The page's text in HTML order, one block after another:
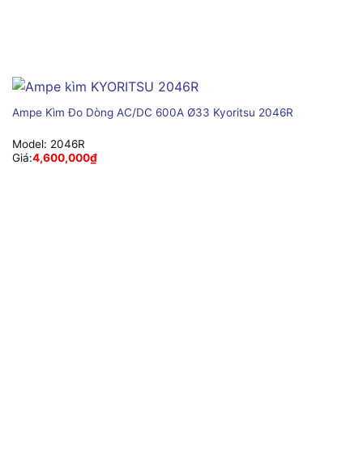
Ampe Kìm Đo Dòng AC/DC 600A Ø33 Kyoritsu 2046R
Model: 2046R
Giá:4,600,000₫